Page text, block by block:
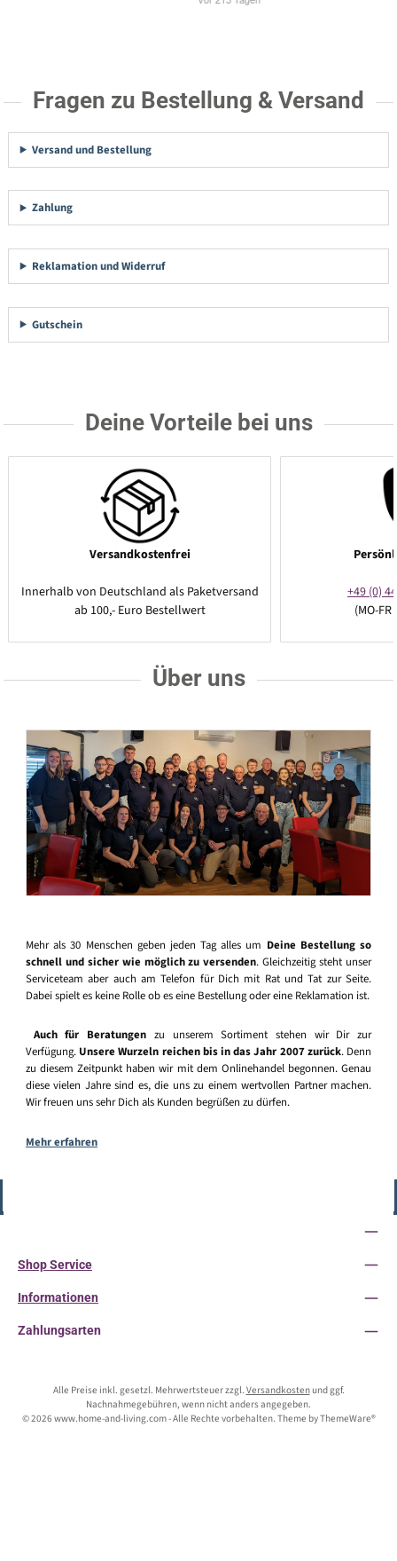
Fragen zu Bestellung & Versand
Versand und Bestellung
Zahlung
Reklamation und Widerruf
Gutschein
Deine Vorteile bei uns
Versandkostenfrei
Innerhalb von Deutschland als Paketversand
ab 100,- Euro Bestellwert
+49 (0)
(MO-
Über uns
Mehr als 30 Menschen geben jeden Tag alles um Deine Bestellung so
schnell und sicher wie möglich zu versenden. Gleichzeitig steht unser
Serviceteam aber auch am Telefon für Dich mit Rat und Tat zur Seite.
Dabei spielt es keine Rolle ob es eine Bestellung oder eine Reklamation ist.
Auch für Beratungen zu unserem Sortiment stehen wir Dir zur
Verfügung. Unsere Wurzeln reichen bis in das Jahr 2007 zurück. Denn
zu diesem Zeitpunkt haben wir mit dem Onlinehandel begonnen. Genau
diese vielen Jahre sind es, die uns zu einem wertvollen Partner machen.
Wir freuen uns sehr Dich als Kunden begrüßen zu dürfen.
Mehr erfahren
Shop Service
Informationen
Zahlungsarten
Alle Preise inkl. gesetzl. Mehrwertsteuer zzgl. Versandkostenund ggf.
Nachnahmegebühren, wenn nicht anders angegeben.
© 2026 www.home-and-living.com - Alle Rechte vorbehalten. Theme byThemeWare®